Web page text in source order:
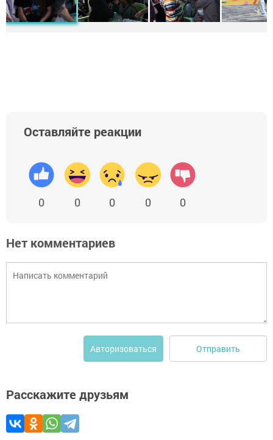
Оставляйте реакции
0 0 0 0 0
Нет комментариев
Авторизоваться Отправить
Расскажите друзьям